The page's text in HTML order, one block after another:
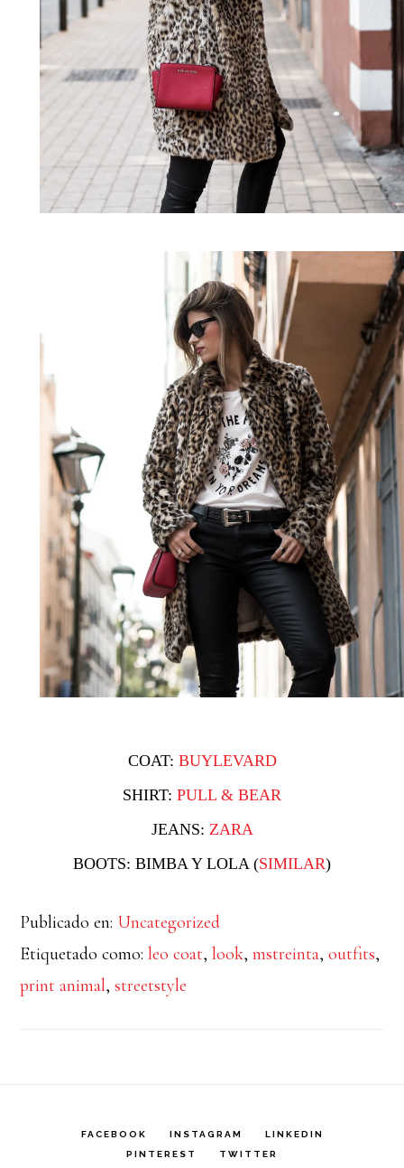
COAT: BUYLEVARD
SHIRT: PULL & BEAR
JEANS: ZARA
BOOTS: BIMBA Y LOLA (SIMILAR)
Publicado en: Uncategorized
Etiquetado como:leo coat,look,mstreinta,outfits,
print animal,streetstyle
FACEBOOK INSTAGRAM
LINKEDIN
PINTEREST
TWITTER